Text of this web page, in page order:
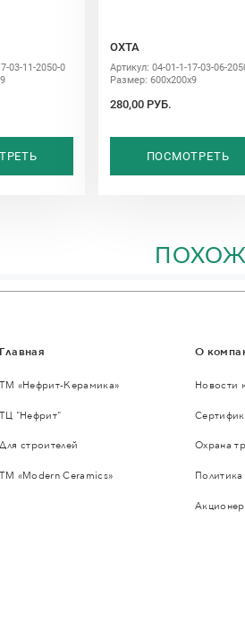
03-11-2050-0
ОХТА
Артикул: 04-01-1-17-03-06-
Размер: 600х200х9
280,00 РУБ.
ПОСМОТРЕТЬ
Главная
ТМ «Нефрит-Керамика»
ТЦ "Нефрит"
Для строителей
ТМ «Modern Ceramics»
О
Новости
Охрана
Политика